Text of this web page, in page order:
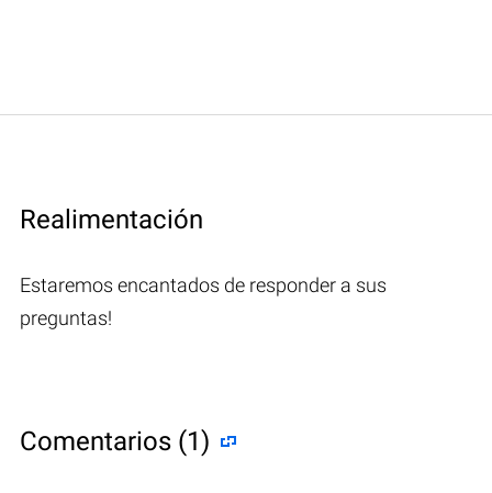
Realimentación
Estaremos encantados de responder a sus
preguntas!
Comentarios (1)